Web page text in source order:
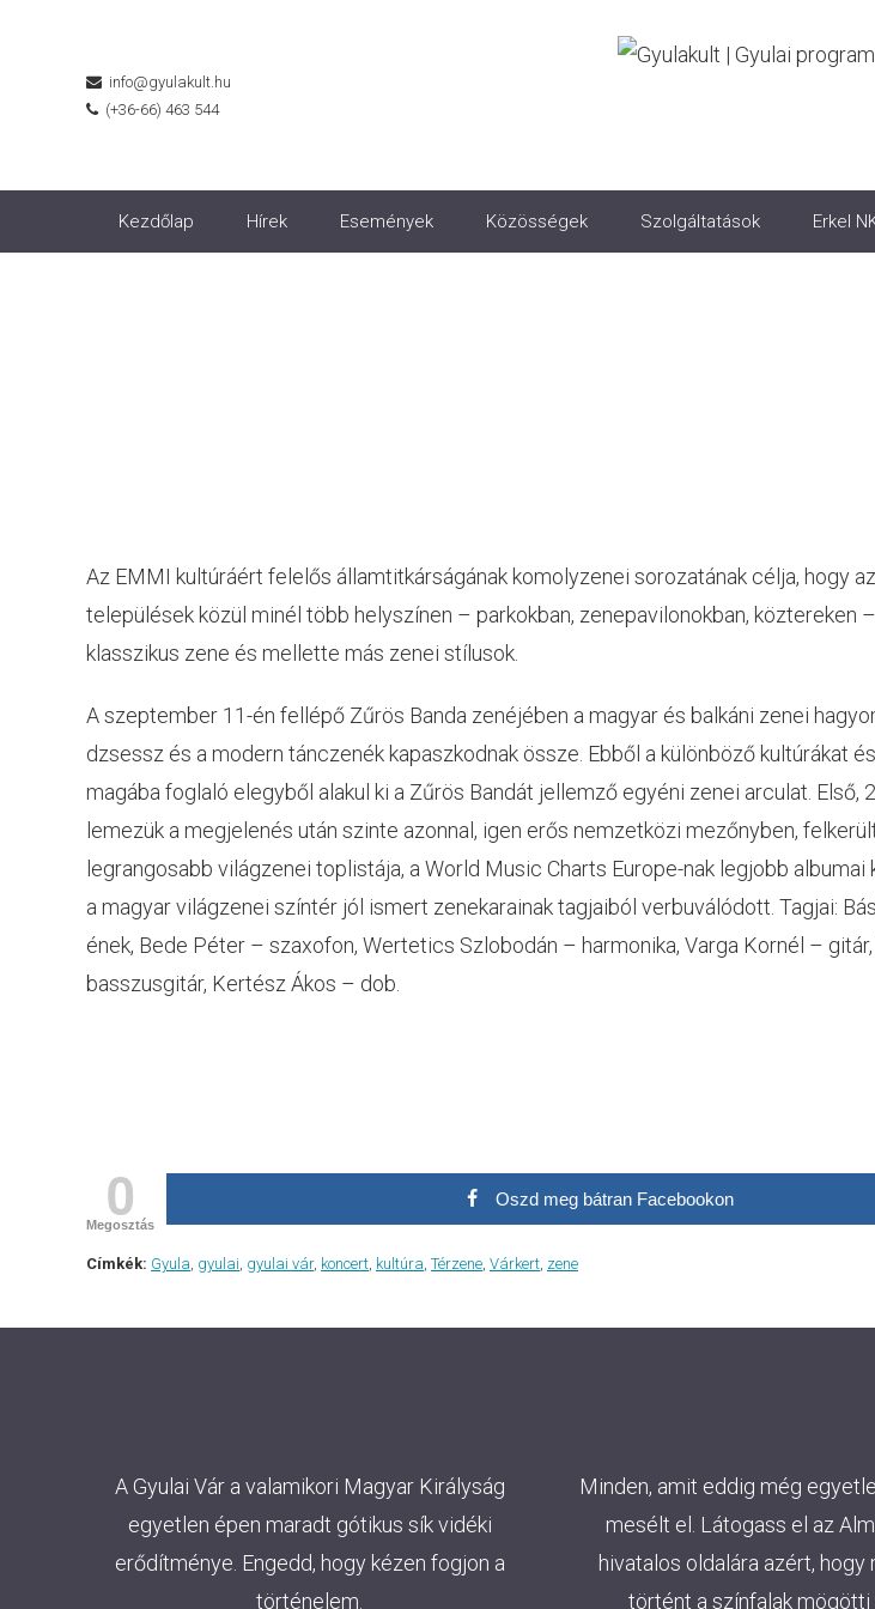
info@gyulakult.hu
(+36-66) 463 544
Kezdőlap Hírek Események Közösségek Szolgáltatások Erkel
Az EMMI kultúráért felelős államtitkárságának komolyzenei sorozatának célja, hogy
települések közül minél több helyszínen – parkokban, zenepavilonokban, köztereken
klasszikus zene és mellette más zenei stílusok.
A szeptember 11-én fellépő Zűrös Banda zenéjében a magyar és balkáni zenei
dzsessz és a modern tánczenék kapaszkodnak össze. Ebből a különböző kultúrákat
magába foglaló elegyből alakul ki a Zűrös Bandát jellemző egyéni zenei arculat. Első,
lemezük a megjelenés után szinte azonnal, igen erős nemzetközi mezőnyben,
legrangosabb világzenei toplistája, a World Music Charts Europe-nak legjobb albumai
a magyar világzenei színtér jól ismert zenekarainak tagjaiból verbuválódott. Tagjai:
ének, Bede Péter – szaxofon, Wertetics Szlobodán – harmonika, Varga Kornél –
basszusgitár, Kertész Ákos – dob.
0
Megosztás
Oszd meg bátran Facebookon
Címkék: Gyula, gyulai, gyulai vár, koncert, kultúra, Térzene, Várkert, zene
A Gyulai Vár a valamikori Magyar Királyság
egyetlen épen maradt gótikus sík vidéki
erődítménye. Engedd, hogy kézen fogjon a
történelem.
Minden, amit eddig még
mesélt el. Látogass el az
hivatalos oldalára azért, hogy
történt a színfalak mögötti